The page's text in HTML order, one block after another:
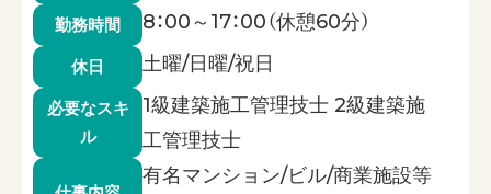
勤務時間 8：00～17：00（休憩60分）
休日 土曜/日曜/祝日
必要なスキ
ル
1級建築施工管理技士 2級建築施
工管理技士
有名マンション/ビル/商業施設等